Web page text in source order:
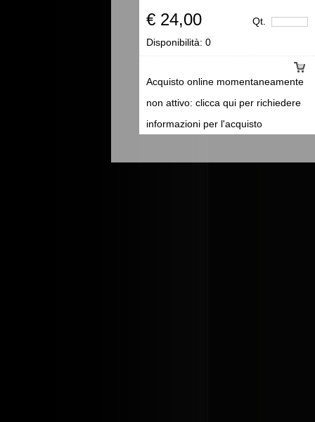
€ 24,00 Qt.
Acquisto online momentaneamente
non attivo: clicca qui per richiedere
informazioni per l'acquisto
Disponibilità: 0